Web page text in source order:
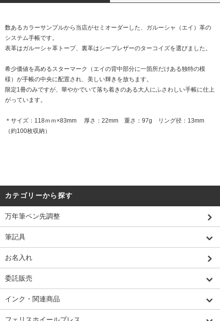
数あるカラーサンプルから当店がセミオーダーした、ガルーシャ（エイ）革の
システム手帳です。
表革はガルーシャ革トープ、裏革はシープレザーのターコイズを選びました。
希少価値を高めるスターマーク（エイの背中部分に一箇所だけある独特の模
様）が手帳の中央に配置され、美しい輝きを放ちます。
限定1冊のみですが、華やかでいて落ち着きのある大人にふさわしい手帳に仕上
がっています。
＊サイズ：118ｍｍ×83mm 厚さ：22mm 重さ：97g リング径：13mm
（約100枚収納）
カテゴリーから探す
万年筆ペン先調整
筆記具
お名入れ
委託販売
インク・関連商品